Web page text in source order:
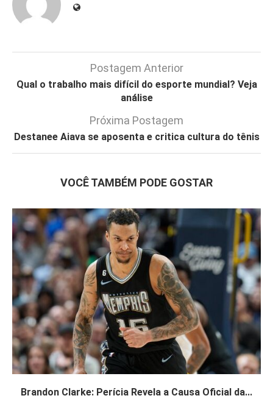
Postagem Anterior
Qual o trabalho mais difícil do esporte mundial? Veja
análise
Próxima Postagem
Destanee Aiava se aposenta e critica cultura do tênis
VOCÊ TAMBÉM PODE GOSTAR
Brandon Clarke: Perícia Revela a Causa Oficial da...